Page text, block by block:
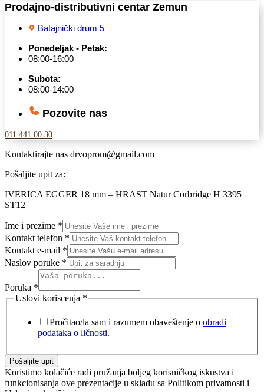
Prodajno-distributivni centar Zemun
Batajnički drum 5
Ponedeljak - Petak:
08:00-16:00
Subota:
08:00-14:00
Pozovite nas
011 441 00 30
Kontaktirajte nas drvoprom@gmail.com
Pošaljite upit za:
IVERICA EGGER 18 mm – HRAST Natur Corbridge H 3395
ST12
Ime i prezime *
Kontakt telefon *
Kontakt e-mail *
Naslov poruke *
Poruka *
Uslovi koriscenja *
Pročitao/la sam i razumem obaveštenje o obradi
podataka o ličnosti.
Pošaljite upit
Koristimo kolačiće radi pružanja boljeg korisničkog iskustva i
funkcionisanja ove prezentacije u skladu sa Politikom privatnosti i